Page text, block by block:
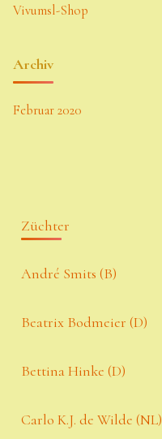
Vivumsl-Shop
Archiv
Februar 2020
Züchter
André Smits (B)
Beatrix Bodmeier (D)
Bettina Hinke (D)
Carlo K.J. de Wilde (NL)